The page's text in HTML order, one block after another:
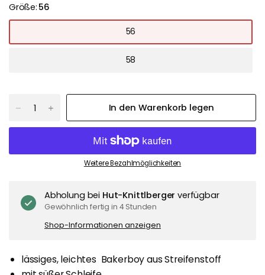
e
Größe: 56
56
58
In den Warenkorb legen
Weitere Bezahlmöglichkeiten
Abholung bei Hut-Knittlberger verfügbar
Gewöhnlich fertig in 4 Stunden
Shop-Informationen anzeigen
lässiges, leichtes Bakerboy aus Streifenstoff